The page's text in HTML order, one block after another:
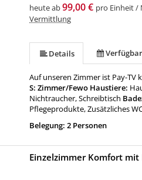
heute ab99,00 € pro Einheit /
Vermittlung
Details
Auf unseren Zimmer ist Pay-TV
S: Zimmer/Fewo Haustiere:
Nichtraucher, Schreibtisch
Pflegeprodukte, Zusätzliches
Belegung: 2 Personen
Einzelzimmer Komfort mit